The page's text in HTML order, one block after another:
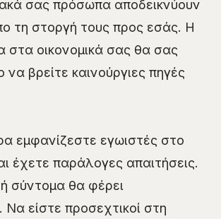
σας πρόσωπα αποδεικνύουν
τη στοργή τους προς εσάς. Η
στα οικονομικά σας θα σας
να βρείτε καινούργιες πηγές
εμφανίζεστε εγωιστές στο
έχετε παράλογες απαιτήσεις.
σύντομα θα φέρει
είστε προσεχτικοί στη